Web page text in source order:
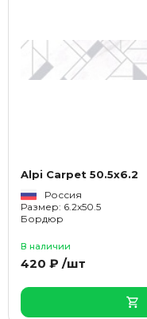
Alpi Carpet 50.5x6.2
Россия
Размер: 6.2x50.5
Бордюр
В наличии
420 ₽ /шт